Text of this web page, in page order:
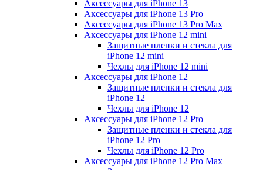
Аксессуары для iPhone 13
Аксессуары для iPhone 13 Pro
Аксессуары для iPhone 13 Pro Max
Аксессуары для iPhone 12 mini
Защитные пленки и стекла для
iPhone 12 mini
Чехлы для iPhone 12 mini
Аксессуары для iPhone 12
Защитные пленки и стекла для
iPhone 12
Чехлы для iPhone 12
Аксессуары для iPhone 12 Pro
Защитные пленки и стекла для
iPhone 12 Pro
Чехлы для iPhone 12 Pro
Аксессуары для iPhone 12 Pro Max